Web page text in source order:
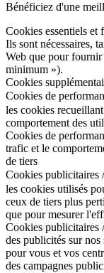
Bénéficiez d'une
Cookies essentiels et
Ils sont nécessaires,
Web que pour fournir
minimum »).
Cookies
Cookies de
les cookies
comportement des
Cookies de
trafic et le
de tiers
Cookies publicitaires
les cookies utilisés
ceux de tiers plus
que pour mesurer
Cookies publicitaires
des publicités sur
pour vous et vos
des campagnes